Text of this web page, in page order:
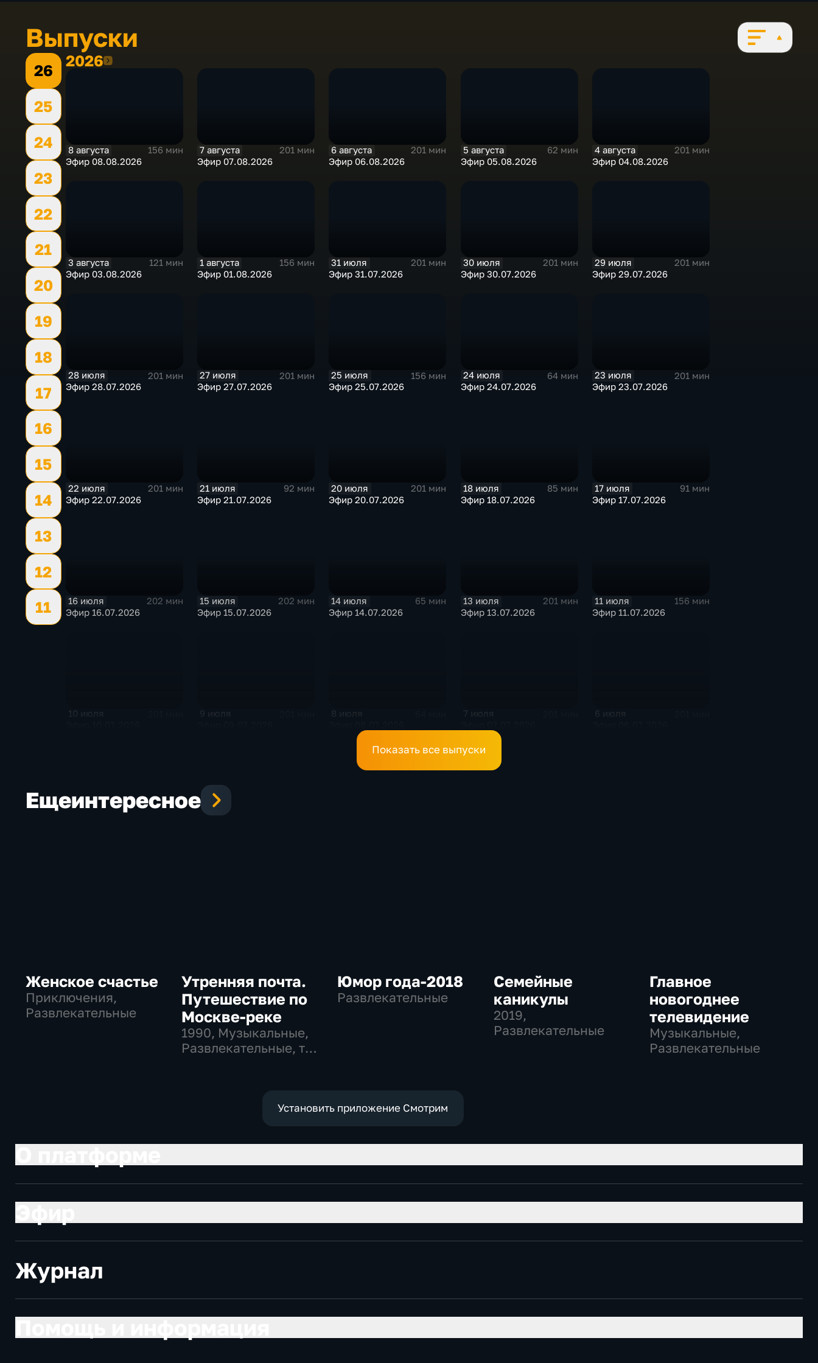
Выпуски
26
25
24
23
22
21
20
19
18
17
16
15
14
13
12
11
20262026
8 августа
156 мин
Эфир 08.08.2026
7 августа
201 мин
Эфир 07.08.2026
6 августа
201 мин
Эфир 06.08.2026
5 августа
62 мин
Эфир 05.08.2026
4 августа
201 мин
Эфир 04.08.2026
3 августа
121 мин
Эфир 03.08.2026
1 августа
156 мин
Эфир 01.08.2026
31 июля
201 мин
Эфир 31.07.2026
30 июля
201 мин
Эфир 30.07.2026
29 июля
201 мин
Эфир 29.07.2026
28 июля
201 мин
Эфир 28.07.2026
27 июля
201 мин
Эфир 27.07.2026
25 июля
156 мин
Эфир 25.07.2026
24 июля
64 мин
Эфир 24.07.2026
23 июля
201 мин
Эфир 23.07.2026
22 июля
201 мин
Эфир 22.07.2026
21 июля
92 мин
Эфир 21.07.2026
20 июля
201 мин
Эфир 20.07.2026
18 июля
85 мин
Эфир 18.07.2026
17 июля
91 мин
Эфир 17.07.2026
16 июля
202 мин
Эфир 16.07.2026
15 июля
202 мин
Эфир 15.07.2026
14 июля
65 мин
Эфир 14.07.2026
13 июля
201 мин
Эфир 13.07.2026
11 июля
156 мин
Эфир 11.07.2026
10 июля 9 июля 8 июля 7 июля 6 июля
Показать все выпуски
Ещеинтересное
Женское счастье
Приключения,
Развлекательные
Утренняя почта.
Путешествие по
Москве-реке
1990, Музыкальные,
Развлекательные, тВ
Юмор года-2018
Развлекательные
Семейные
каникулы
2019,
Развлекательные
Главное
новогоднее
телевидение
Музыкальные,
Развлекательные
Установить приложение Смотрим
Журнал